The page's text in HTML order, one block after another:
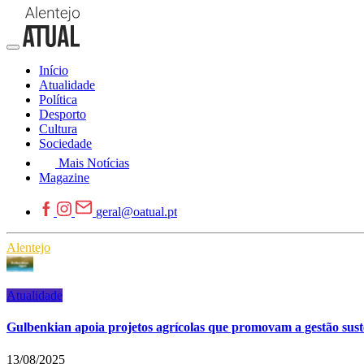
Início
Atualidade
Política
Desporto
Cultura
Sociedade
Mais Notícias
Magazine
geral@oatual.pt
Alentejo
Atualidade
Gulbenkian apoia projetos agrícolas que promovam a gestão
13/08/2025